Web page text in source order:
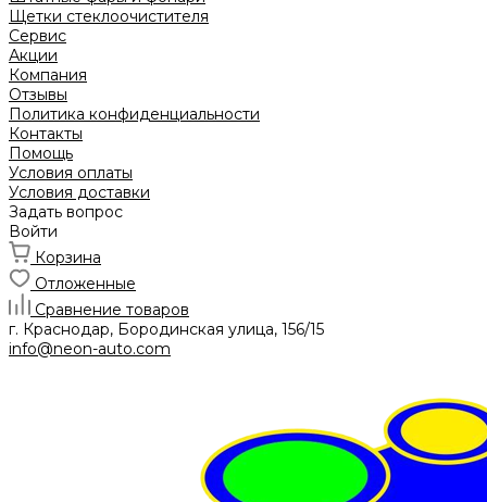
Щетки стеклоочистителя
Сервис
Акции
Компания
Отзывы
Политика конфиденциальности
Контакты
Помощь
Условия оплаты
Условия доставки
Задать вопрос
Войти
Корзина
Отложенные
Сравнение товаров
г. Краснодар, Бородинская улица, 156/15
info@neon-auto.com